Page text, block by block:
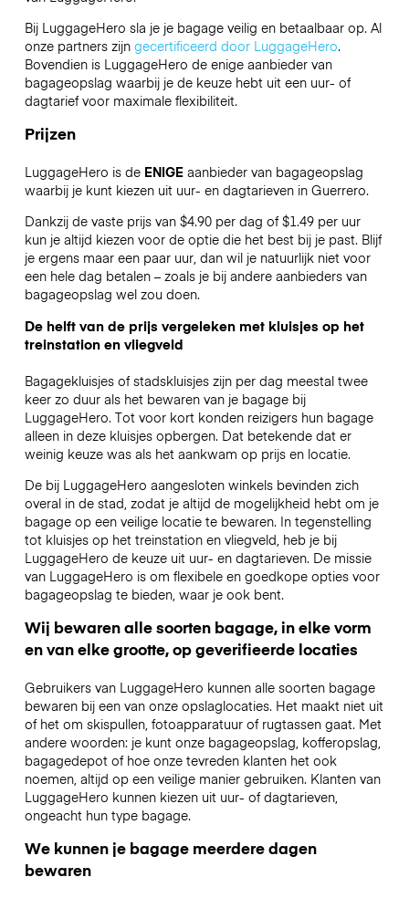
Bij LuggageHero sla je je bagage veilig en betaalbaar op. Al
onze partners zijn gecertificeerd door LuggageHero.
Bovendien is LuggageHero de enige aanbieder van
bagageopslag waarbij je de keuze hebt uit een uur- of
dagtarief voor maximale flexibiliteit.
Prijzen
LuggageHero is de ENIGEaanbieder van bagageopslag
waarbij je kunt kiezen uit uur- en dagtarieven in Guerrero.
Dankzij de vaste prijs van $4.90 per dag of $1.49 per uur
kun je altijd kiezen voor de optie die het best bij je past. Blijf
je ergens maar een paar uur, dan wil je natuurlijk niet voor
een hele dag betalen – zoals je bij andere aanbieders van
bagageopslag wel zou doen.
De helft van de prijs vergeleken met kluisjes op het
treinstation en vliegveld
Bagagekluisjes of stadskluisjes zijn per dag meestal twee
keer zo duur als het bewaren van je bagage bij
LuggageHero. Tot voor kort konden reizigers hun bagage
alleen in deze kluisjes opbergen. Dat betekende dat er
weinig keuze was als het aankwam op prijs en locatie.
De bij LuggageHero aangesloten winkels bevinden zich
overal in de stad, zodat je altijd de mogelijkheid hebt om je
bagage op een veilige locatie te bewaren. In tegenstelling
tot kluisjes op het treinstation en vliegveld, heb je bij
LuggageHero de keuze uit uur- en dagtarieven. De missie
van LuggageHero is om flexibele en goedkope opties voor
bagageopslag te bieden, waar je ook bent.
Wij bewaren alle soorten bagage, in elke vorm
en van elke grootte, op geverifieerde locaties
Gebruikers van LuggageHero kunnen alle soorten bagage
bewaren bij een van onze opslaglocaties. Het maakt niet uit
of het om skispullen, fotoapparatuur of rugtassen gaat. Met
andere woorden: je kunt onze bagageopslag, kofferopslag,
bagagedepot of hoe onze tevreden klanten het ook
noemen, altijd op een veilige manier gebruiken. Klanten van
LuggageHero kunnen kiezen uit uur- of dagtarieven,
ongeacht hun type bagage.
We kunnen je bagage meerdere dagen
bewaren